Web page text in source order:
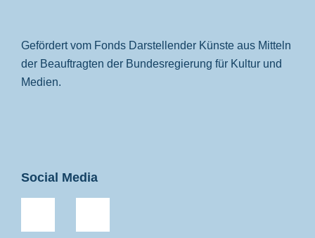
Gefördert vom Fonds Darstellender Künste aus Mitteln
der Beauftragten der Bundesregierung für Kultur und
Medien.
Social Media